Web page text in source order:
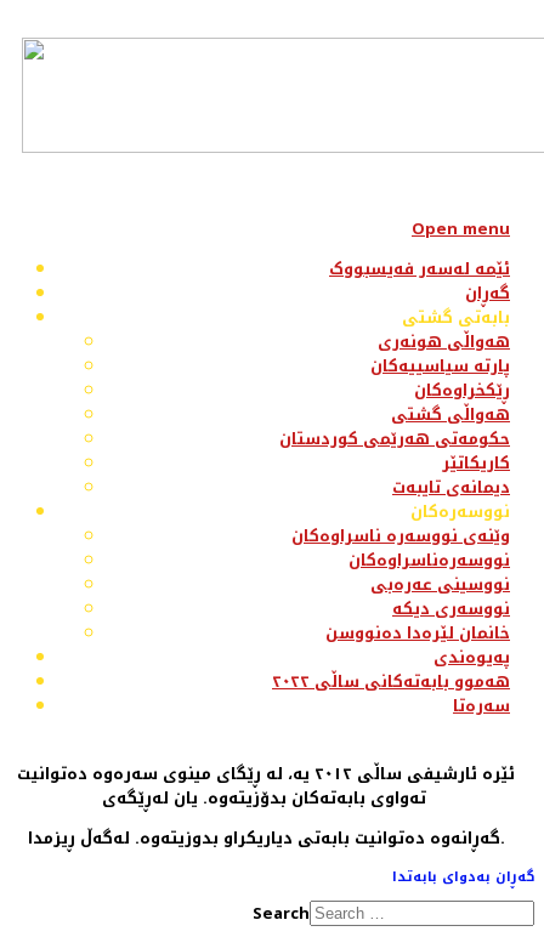
Open menu
ئێمە لەسەر فەیسبووک
گەڕان
بابەتی گشتی
هەواڵی هونەری
پارتە سیاسییەکان
ڕێکخراوەکان
هەواڵی گشتی
حکومەتی هەرێمی کوردستان
کاریکاتێر
دیمانەی تایبەت
نووسەرەکان
وێنەی نووسەرە ناسراوەکان
نووسەرەناسراوەکان
نووسینی عەرەبی
نووسەری دیکە
خانمان لێرەدا دەنووسن
پەیوەندی
هەموو بابەتەکانی ساڵی ٢٠٢٢
سەرەتا
ئێرە ئارشیفی ساڵی ٢٠١٢ یە، لە ڕێگای مینوی سەرەوە دەتوانیت
تەواوی بابەتەکان بدۆزیتەوە. یان لەڕێگەی
گەڕانەوە دەتوانیت بابەتی دیاریکراو بدوزیتەوە. لەگەڵ ڕیزمدا.
گەڕان بەدوای بابەتدا
Search